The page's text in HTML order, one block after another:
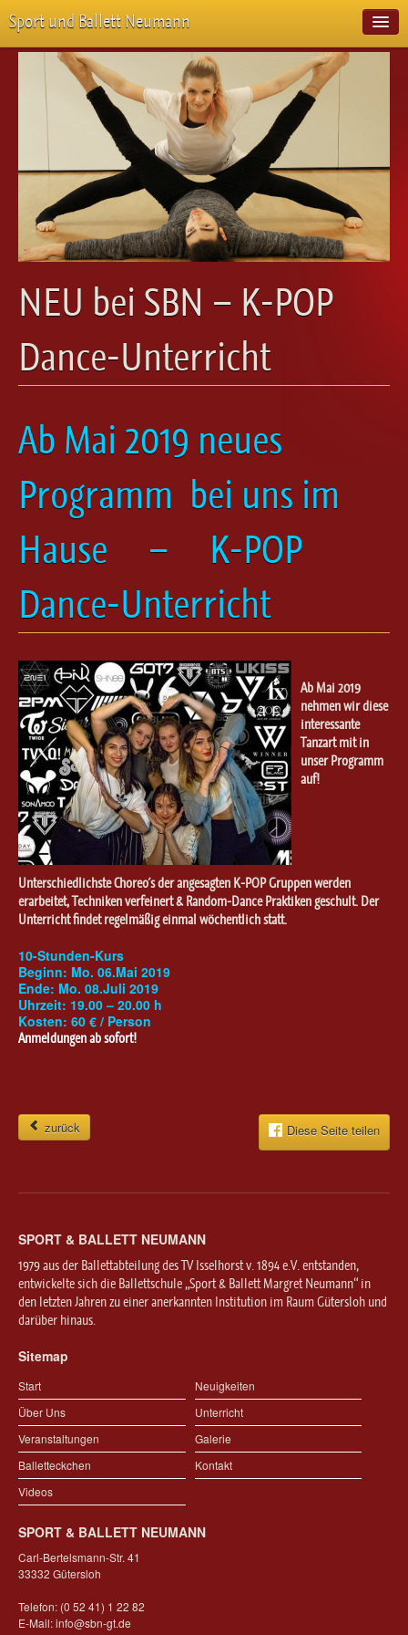
Sport und Ballett Neumann
Start
Neuigkeiten
Über Uns
Veranstaltungen
Emotion Pur
Meisterschaften
Projekte
Vorstellungen
Workshops
Galerie
Kontakt
Videos
Kreative Früherziehung / Kinderballett
Steptanz
Urban Dance
NEU bei SBN – K-POP
Dance-Unterricht
Ab Mai 2019 neues
Programm bei uns im
Hause
– K-POP
Dance-Unterricht
Ab Mai 2019
nehmen wir diese
interessante
Tanzart mit in
unser Programm
auf!
Unterschiedlichste Choreo´s der angesagten K-POP Gruppen werden
erarbeitet, Techniken verfeinert & Random-Dance Praktiken geschult. Der
Unterricht findet regelmäßig einmal wöchentlich statt.
10-Stunden-Kurs
Beginn: Mo. 06.Mai 2019
Ende: Mo. 08.Juli 2019
Uhrzeit: 19.00 – 20.00 h
Kosten: 60 € / Person
Anmeldungen ab sofort!
zurück Diese Seite teilen
SPORT & BALLETT NEUMANN
1979 aus der Ballettabteilung des TV Isselhorst v. 1894 e.V. entstanden,
entwickelte sich die Ballettschule „Sport & Ballett Margret Neumann“ in
den letzten Jahren zu einer anerkannten Institution im Raum Gütersloh und
darüber hinaus.
Sitemap
Start
Neuigkeiten
Über Uns
Unterricht
Veranstaltungen
Galerie
Balletteckchen
Kontakt
Videos
SPORT & BALLETT NEUMANN
Carl-Bertelsmann-Str. 41
33332 Gütersloh
Telefon: (0 52 41) 1 22 82
E-Mail:info@sbn-gt.de